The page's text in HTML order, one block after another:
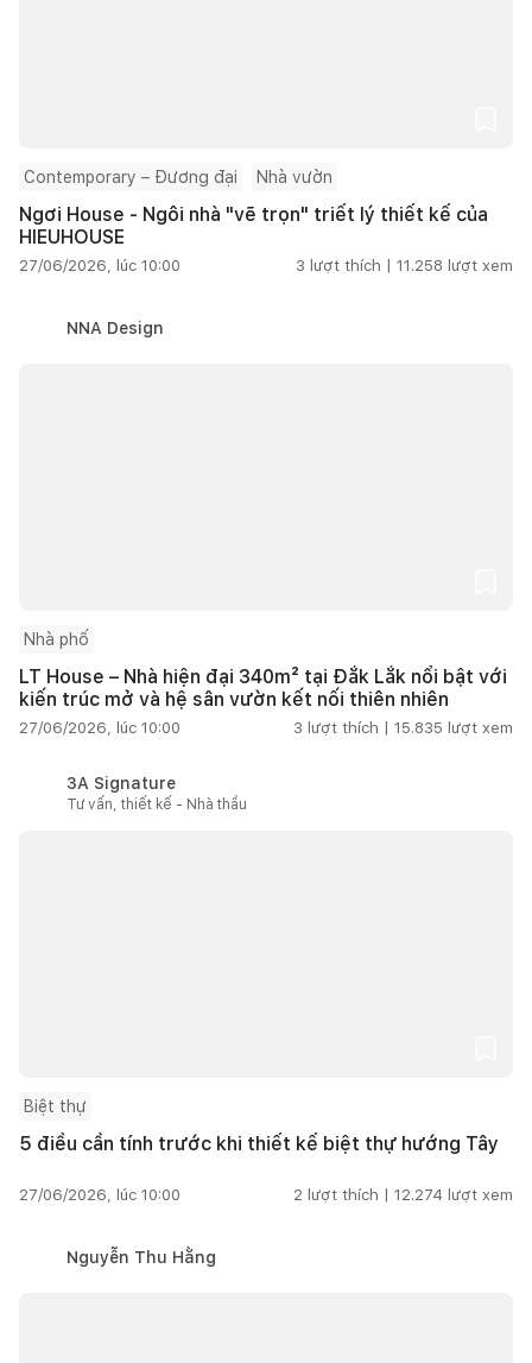
Contemporary – Đương đại Nhà vườn
Ngơi House - Ngôi nhà "vẽ trọn" triết lý thiết kế của
HIEUHOUSE
27/06/2026, lúc 10:00 3 lượt thích | 11.258 lượt xem
NNA Design
Nhà phố
LT House – Nhà hiện đại 340m² tại Đắk Lắk nổi bật với
kiến trúc mở và hệ sân vườn kết nối thiên nhiên
27/06/2026, lúc 10:00 3 lượt thích | 15.835 lượt xem
3A Signature
Tư vấn, thiết kế - Nhà thầu
Biệt thự
5 điều cần tính trước khi thiết kế biệt thự hướng Tây
27/06/2026, lúc 10:00 2 lượt thích | 12.274 lượt xem
Nguyễn Thu Hằng